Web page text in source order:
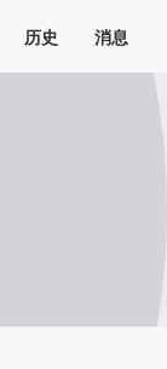
历史 消息